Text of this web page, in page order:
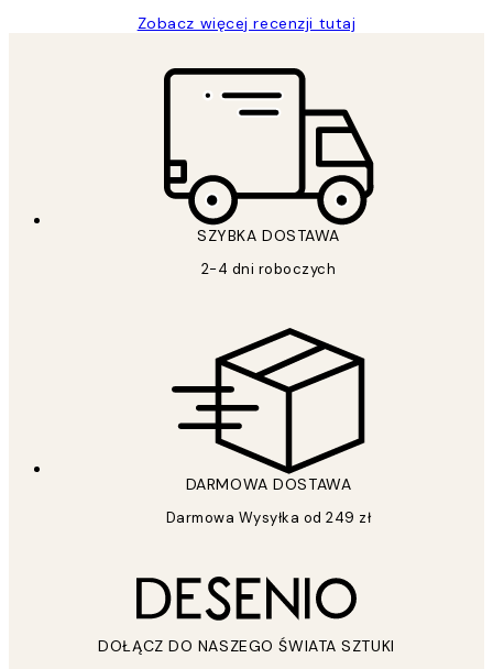
Zobacz więcej recenzji tutaj
SZYBKA DOSTAWA
2-4 dni roboczych
DARMOWA DOSTAWA
Darmowa Wysyłka od 249 zł
DOŁĄCZ DO NASZEGO ŚWIATA SZTUKI